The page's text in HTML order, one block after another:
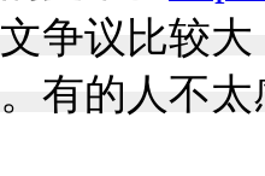
争议比较
有的人不